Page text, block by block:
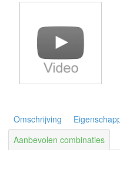
Omschrijving
Aanbevolen combinaties